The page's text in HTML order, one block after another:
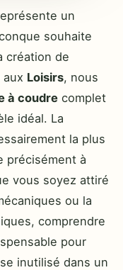
un
souhaite
création de
Loisirs, nous
à coudre complet
idéal. La
la plus
précisément à
vous soyez attiré
ou la
comprendre
pour
inutilisé dans un